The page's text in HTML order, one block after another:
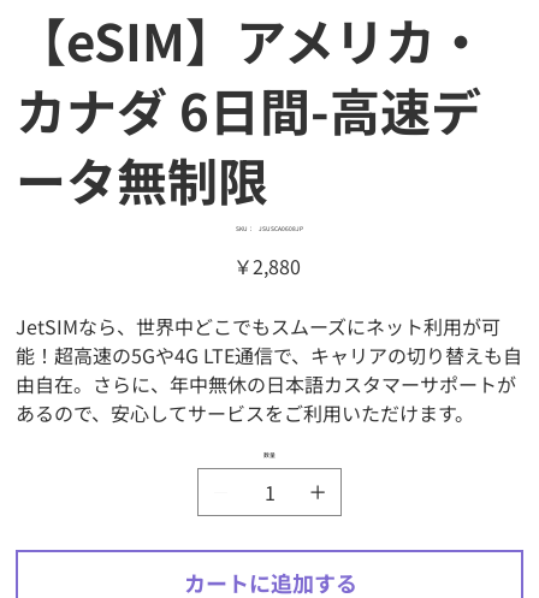
【eSIM】アメリカ・
カナダ 6日間-高速デ
ータ無制限
SKU：
SKU：
JSUSCA0608JP
価
格
￥2,880
JetSIMなら、世界中どこでもスムーズにネット利用が可
能！超高速の5Gや4G LTE通信で、キャリアの切り替えも自
由自在。さらに、年中無休の日本語カスタマーサポートが
あるので、安心してサービスをご利用いただけます。
数量
カートに追加する